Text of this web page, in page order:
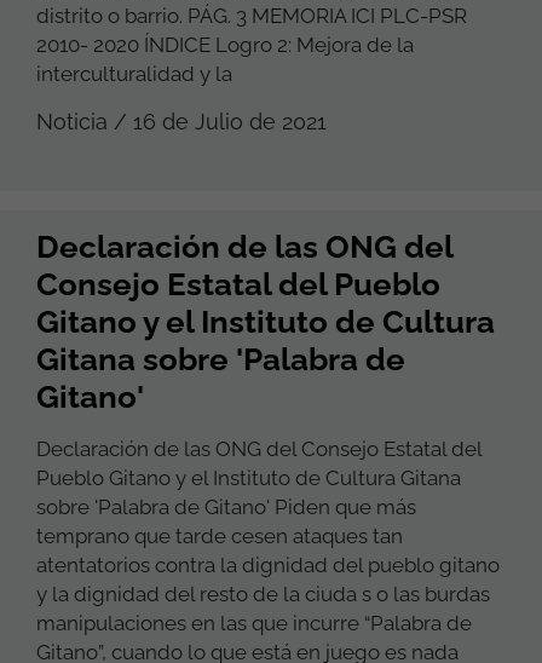
distrito o barrio. PÁG. 3 MEMORIA ICI PLC-PSR
2010- 2020 ÍNDICE Logro 2: Mejora de la
interculturalidad y la
Noticia / 16 de Julio de 2021
Declaración de las ONG del
Consejo Estatal del Pueblo
Gitano y el Instituto de Cultura
Gitana sobre 'Palabra de
Gitano'
Declaración de las ONG del Consejo Estatal del
Pueblo Gitano y el Instituto de Cultura Gitana
sobre 'Palabra de Gitano' Piden que más
temprano que tarde cesen ataques tan
atentatorios contra la dignidad del pueblo gitano
y la dignidad del resto de la ciuda s o las burdas
manipulaciones en las que incurre “Palabra de
Gitano”, cuando lo que está en juego es nada